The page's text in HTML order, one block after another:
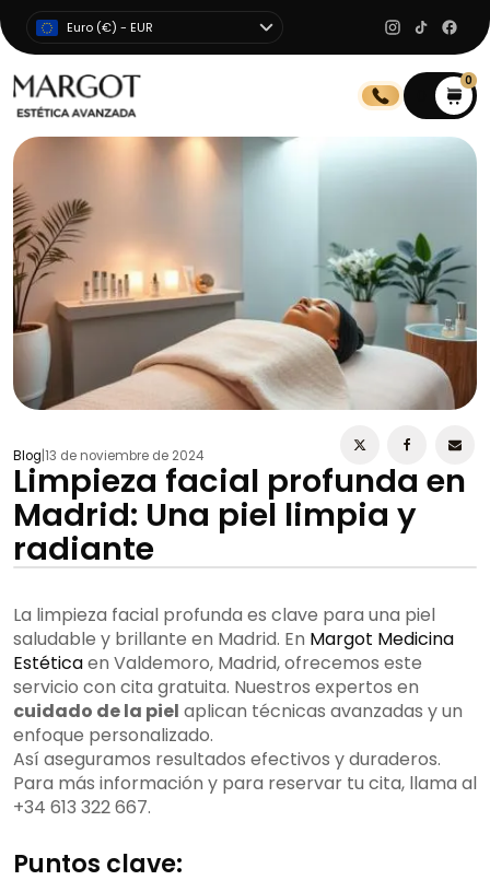
Euro (€) - EUR
0
Blog 13 de noviembre de 2024
Limpieza facial profunda en
Madrid: Una piel limpia y
radiante
La limpieza facial profunda es clave para una piel
saludable y brillante en Madrid. En Margot Medicina
Estéticaen Valdemoro, Madrid, ofrecemos este
servicio con cita gratuita. Nuestros expertos en
cuidado de la piel aplican técnicas avanzadas y un
enfoque personalizado.
Así aseguramos resultados efectivos y duraderos.
Para más información y para reservar tu cita, llama al
+34 613 322 667.
Puntos clave: